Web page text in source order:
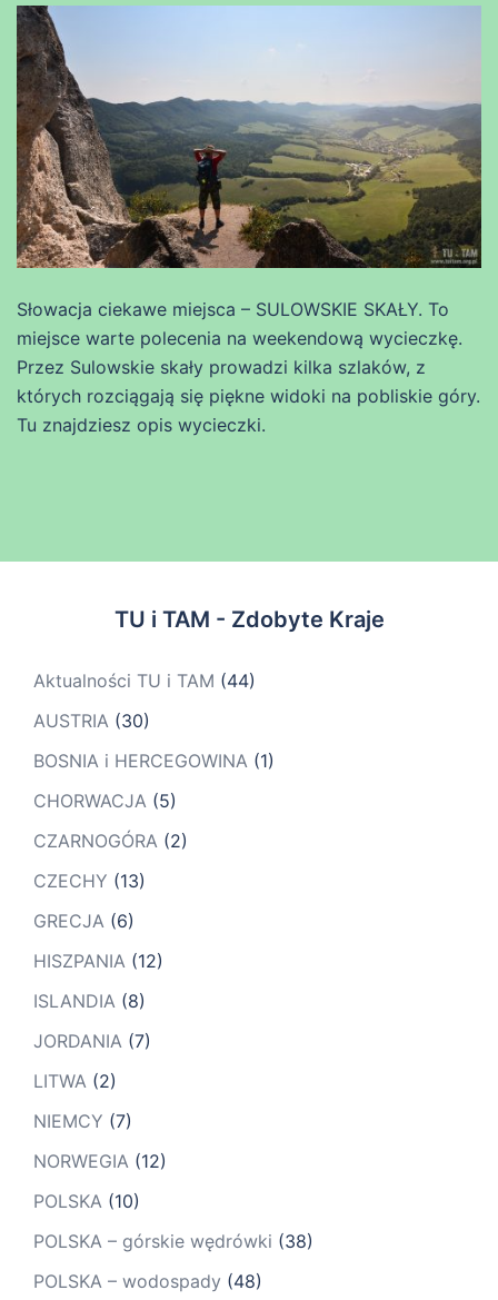
Słowacja ciekawe miejsca – SULOWSKIE SKAŁY. To
miejsce warte polecenia na weekendową wycieczkę.
Przez Sulowskie skały prowadzi kilka szlaków, z
których rozciągają się piękne widoki na pobliskie góry.
Tu znajdziesz opis wycieczki.
TU i TAM - Zdobyte Kraje
Aktualności TU i TAM (44)
AUSTRIA (30)
BOSNIA i HERCEGOWINA (1)
CHORWACJA (5)
CZARNOGÓRA (2)
CZECHY (13)
GRECJA (6)
HISZPANIA (12)
ISLANDIA (8)
JORDANIA (7)
LITWA (2)
NIEMCY (7)
NORWEGIA (12)
POLSKA (10)
POLSKA – górskie wędrówki (38)
POLSKA – wodospady (48)